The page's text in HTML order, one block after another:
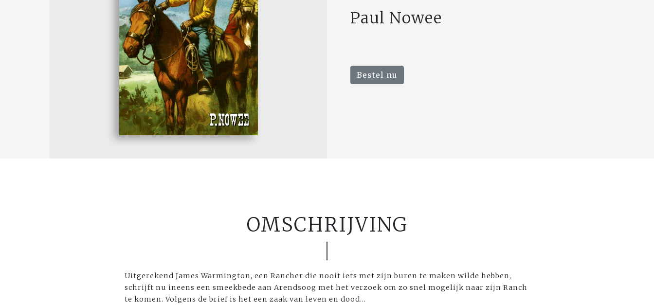
Paul Nowee
Bestel nu
OMSCHRIJVING
Uitgerekend James Warmington, een Rancher die nooit iets met zijn buren te maken wilde hebben,
schrijft nu ineens een smeekbede aan Arendsoog met het verzoek om zo snel mogelijk naar zijn Ranch
te komen. Volgens de brief is het een zaak van leven en dood...